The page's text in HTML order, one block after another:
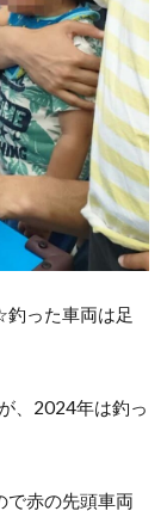
った車両は足
、2024年は釣っ
で赤の先頭車両